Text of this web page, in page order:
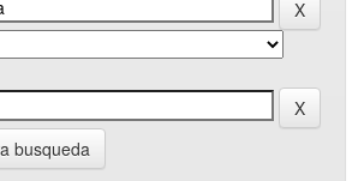
busqueda